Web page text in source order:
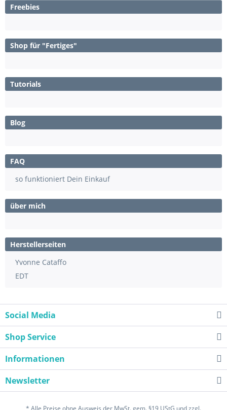
Freebies
Shop für "Fertiges"
Tutorials
Blog
FAQ
so funktioniert Dein Einkauf
über mich
Herstellerseiten
Yvonne Cataffo
EDT
Social Media
Shop Service
Informationen
Newsletter